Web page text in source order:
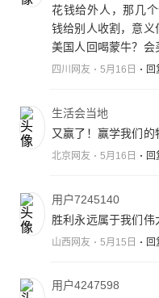
花钱给外人，那几
钱给别人收割，意义
美国人回喝蒙牛？会
四川网友 5月16日 回
生活会当地
又赢了！赢学我们的
北京网友 5月16日 回
用户7245140
胜利永远属于我们伟
山西网友 5月15日 回
用户4247598